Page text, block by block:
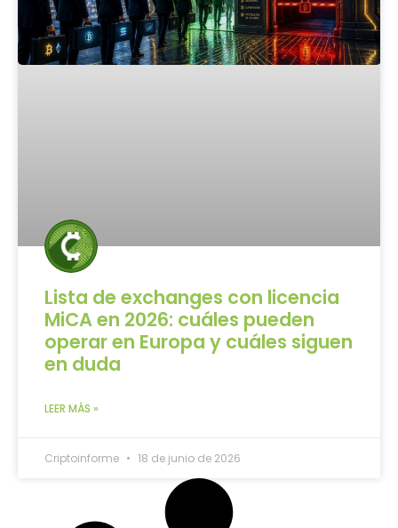
Lista de exchanges con licencia
MiCA en 2026: cuáles pueden
operar en Europa y cuáles siguen
en duda
LEER MÁS »
Criptoinforme 18 de junio de 2026